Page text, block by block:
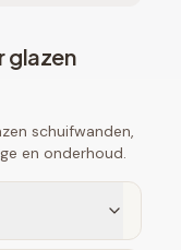
glazen
schuifwanden,
en onderhoud.